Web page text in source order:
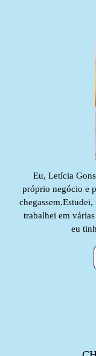
Eu, Letícia
próprio negócio e
trabalhei em
eu